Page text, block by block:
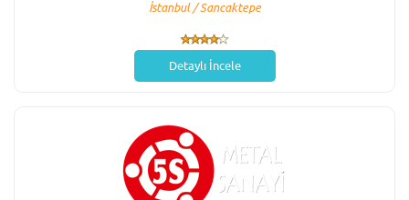
İstanbul / Sancaktepe
Detaylı İncele